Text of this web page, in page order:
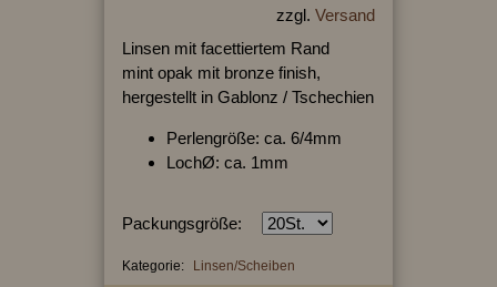
zzgl. Versand
Linsen mit facettiertem Rand
mint opak mit bronze finish,
hergestellt in Gablonz / Tschechien
Perlengröße: ca. 6/4mm
LochØ: ca. 1mm
Packungsgröße:
Kategorie: Linsen/Scheiben